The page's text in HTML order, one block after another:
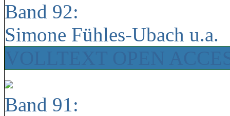
Band 92:
Simone Fühles-Ubach u.a.
Band 91: